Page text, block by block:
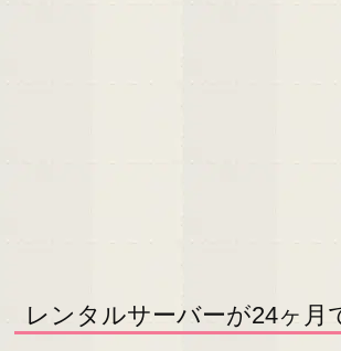
レンタルサーバーが24ヶ月